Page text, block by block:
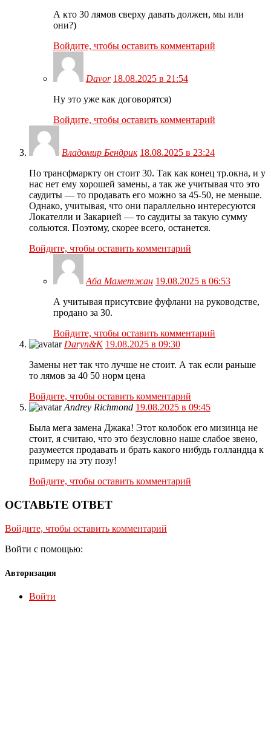
А кто 30 лямов сверху давать должен, мы или
они?)
Войдите, чтобы оставить комментарий
Davor 18.08.2025 в 21:54
Ну это уже как договорятся)
Войдите, чтобы оставить комментарий
Владомир Бендрик 18.08.2025 в 23:24
По трансфмаркту он стоит 30. Так как конец тр.окна, и у
нас нет ему хорошей замены, а так же учитывая что это
саудиты — то продавать его можно за 45-50, не меньше.
Однако, учитывая, что они параллельно интересуются
Локателли и Закарией — то саудиты за такую сумму
сольются. Поэтому, скорее всего, останется.
Войдите, чтобы оставить комментарий
Аба Маметжан 19.08.2025 в 06:53
А учитывая присутсвие фуфлани на руководстве,
продано за 30.
Войдите, чтобы оставить комментарий
Daryn&K 19.08.2025 в 09:30
Замены нет так что лучше не стоит. А так если раньше
то лямов за 40 50 норм цена
Войдите, чтобы оставить комментарий
Andrey Richmond 19.08.2025 в 09:45
Была мега замена Джака! Этот колобок его мизинца не
стоит, я считаю, что это безусловно наше слабое звено,
разумеется продавать и брать какого нибудь голландца к
примеру на эту позу!
Войдите, чтобы оставить комментарий
ОСТАВЬТЕ ОТВЕТ
Войдите, чтобы оставить комментарий
Войти с помощью:
Авторизация
Войти